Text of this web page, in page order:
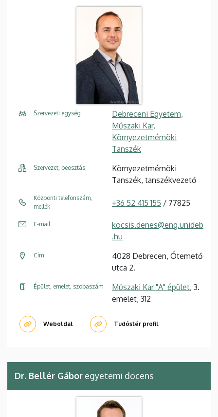
Szervezeti egység
Debreceni Egyetem,
Műszaki Kar,
Környezetmérnöki
Tanszék
Szervezet, beosztás
Környezetmérnöki
Tanszék, tanszékvezető
Központi telefonszám,
mellék
+36 52 415 155 / 77825
E-mail
kocsis.denes@eng.unideb
.hu
Cím
4028 Debrecen, Ótemető
utca 2.
Épület, emelet, szobaszám Műszaki Kar "A" épület, 3.
emelet, 312
Weboldal Tudóstér profil
Dr. Bellér Gábor egyetemi docens